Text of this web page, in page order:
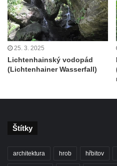
25. 3. 2025
Lichtenhainský vodopád
(Lichtenhainer Wasserfall)
Štítky
architektura hrob hřbitov